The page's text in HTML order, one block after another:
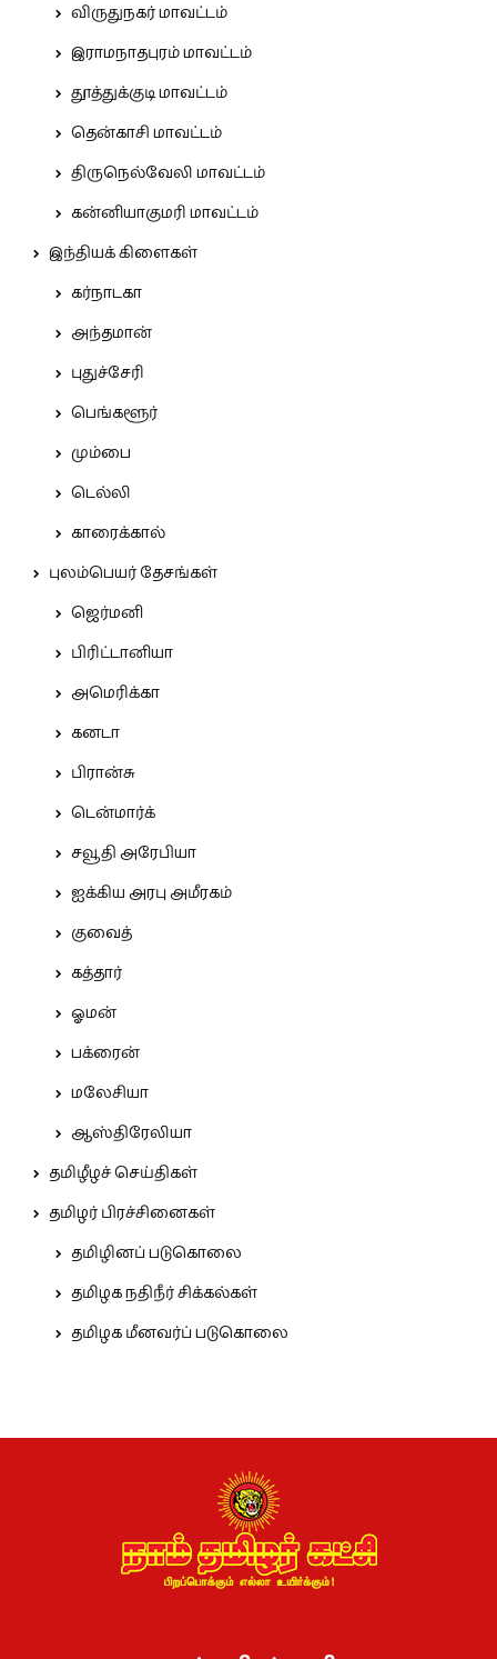
விருதுநகர் மாவட்டம்
இராமநாதபுரம் மாவட்டம்
தூத்துக்குடி மாவட்டம்
தென்காசி மாவட்டம்
திருநெல்வேலி மாவட்டம்
கன்னியாகுமரி மாவட்டம்
இந்தியக் கிளைகள்
கர்நாடகா
அந்தமான்
புதுச்சேரி
பெங்களூர்
மும்பை
டெல்லி
காரைக்கால்
புலம்பெயர் தேசங்கள்
ஜெர்மனி
பிரிட்டானியா
அமெரிக்கா
கனடா
பிரான்சு
டென்மார்க்
சவூதி அரேபியா
ஐக்கிய அரபு அமீரகம்
குவைத்
கத்தார்
ஓமன்
பக்ரைன்
மலேசியா
ஆஸ்திரேலியா
தமிழீழச் செய்திகள்
தமிழர் பிரச்சினைகள்
தமிழினப் படுகொலை
தமிழக நதிநீர் சிக்கல்கள்
தமிழக மீனவர்ப் படுகொலை